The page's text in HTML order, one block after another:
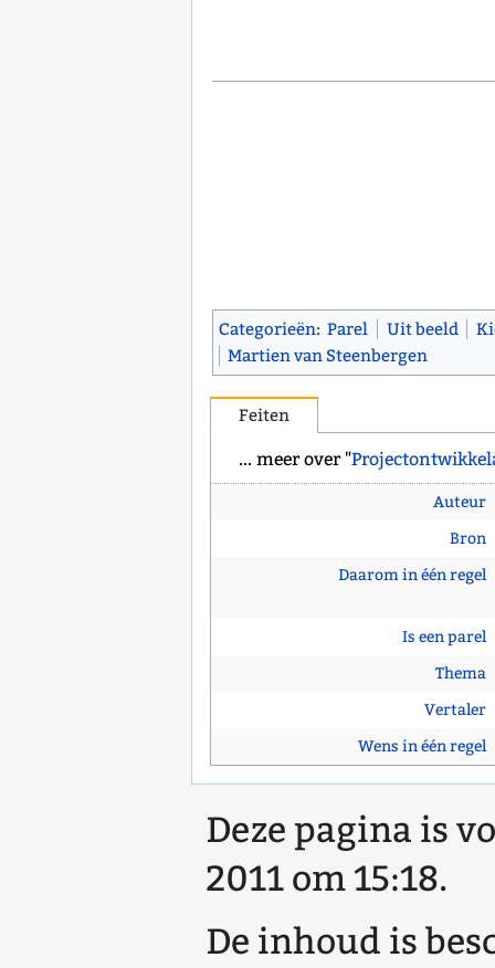
Categorieën: Parel Uit beeld
Martien van Steenbergen
Feiten
... meer over "
Auteur
Bron
Daarom in één regel
Is een parel
Thema
Vertaler
Wens in één regel
Deze pagina is
2011 om 15:18.
De inhoud is